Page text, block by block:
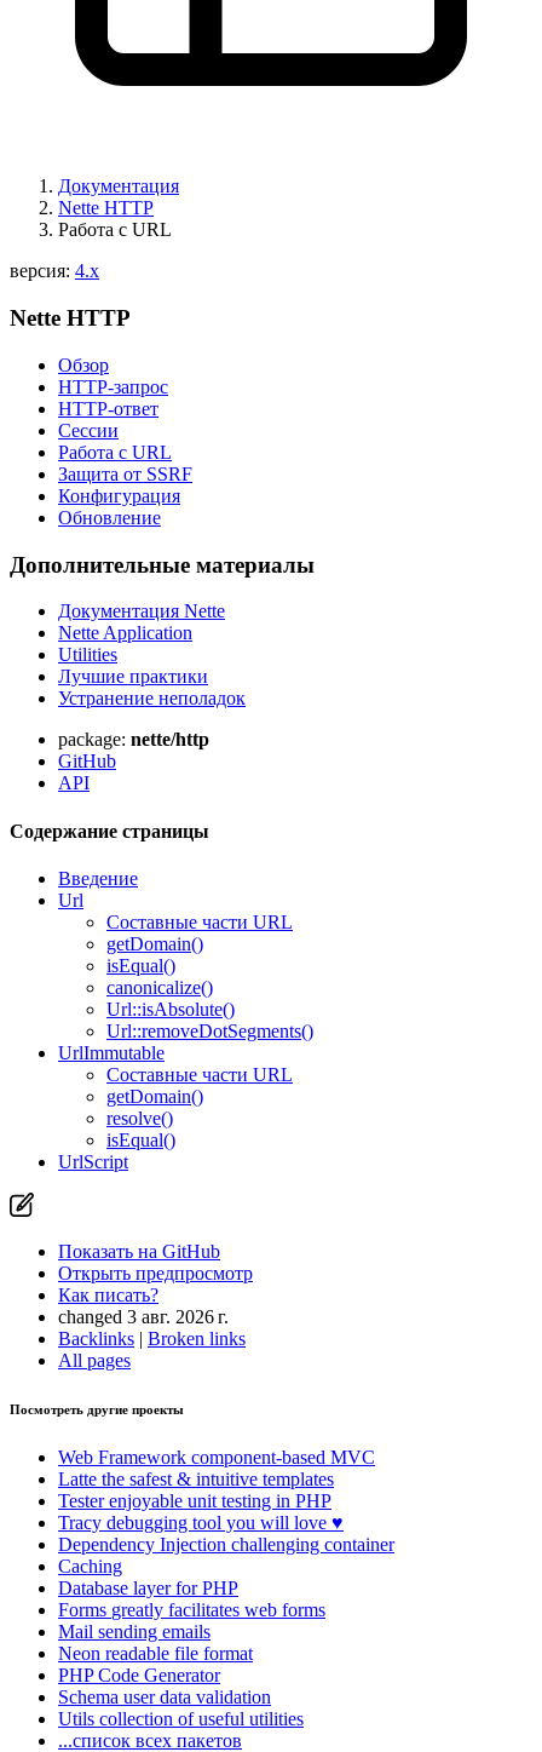
Открыть предпросмотр
Сообщить о проблеме с этой страницей на GitHub
Документация
Nette HTTP
Работа с URL
версия: 4.x
Nette HTTP
Обзор
HTTP-запрос
HTTP-ответ
Сессии
Работа с URL
Защита от SSRF
Конфигурация
Обновление
Дополнительные материалы
Документация Nette
Nette Application
Utilities
Лучшие практики
Устранение неполадок
package: nette/http
GitHub
API
Содержание страницы
Введение
Url
Составные части URL
getDomain()
isEqual()
canonicalize()
Url::isAbsolute()
Url::removeDotSegments()
UrlImmutable
Составные части URL
getDomain()
resolve()
isEqual()
UrlScript
Показать на GitHub
Открыть предпросмотр
Как писать?
changed 3 авг. 2026 г.
Backlinks | Broken links
All pages
Посмотреть другие проекты
Web Framework component-based MVC
Latte the safest & intuitive templates
Testerenjoyable unit testing in PHP
Tracy debugging tool you will love ♥
Dependency Injection challenging container
Caching
Database layer for PHP
Forms greatly facilitates web forms
Mail sending emails
Neon readable file format
PHP Code Generator
Schema user data validation
Utils collection of useful utilities
...список всех пакетов